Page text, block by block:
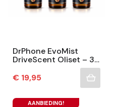
DrPhone EvoMist
DriveScent Oliset – 3
Geuren – Oceaan
Flavor – Cologne
Flavor – Florale Geur
Prijs
€ 19,95
AANBIEDING!